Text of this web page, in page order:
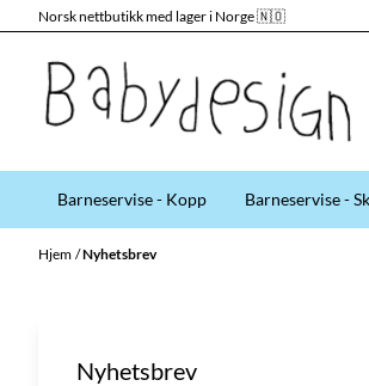
Hopp til innhold
Norsk nettbutikk med lager i Norge 🇳🇴
Barneservise - Kopp Barneservise -
Hjem /Nyhetsbrev
Nyhetsbrev